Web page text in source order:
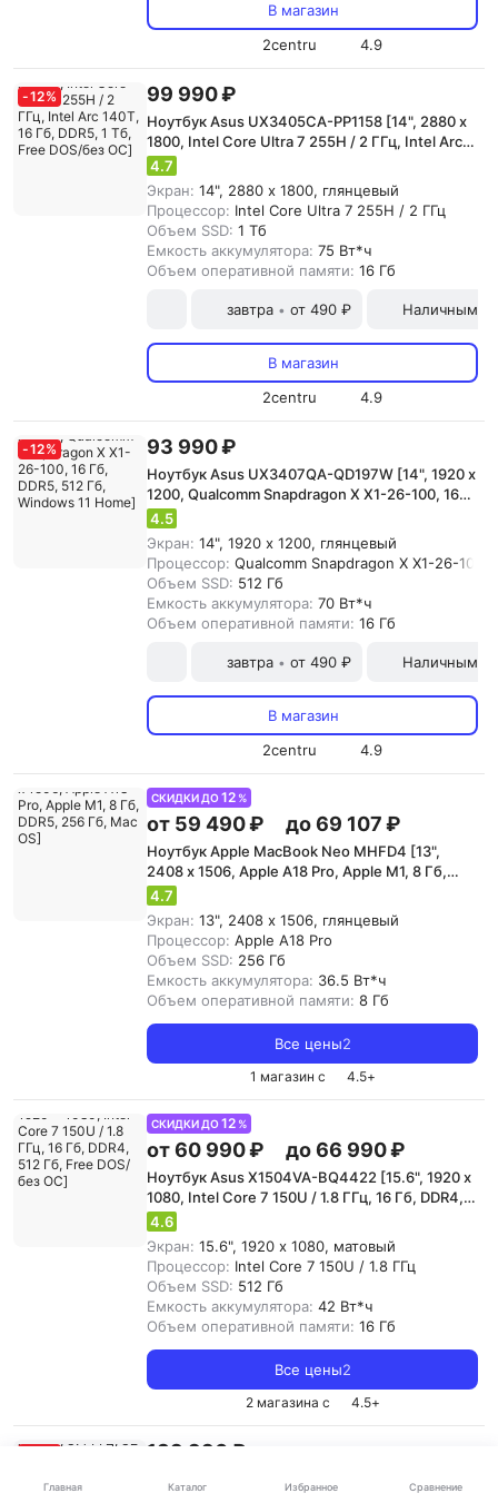
Главная Каталог Избранное Сравнение
В магазин
2centru
4.9
-12% 99 990 ₽
Ноутбук Asus UX3405CA-PP1158 [14", 2880 x
1800, Intel Core Ultra 7 255H / 2 ГГц, Intel Arc
140T, 16 Гб, DDR5, 1 Тб, Free DOS/без ОС]
4.7
Экран: 14", 2880 x 1800, глянцевый
Процессор: Intel Core Ultra 7 255H / 2 ГГц
Объем SSD: 1 Тб
Емкость аккумулятора: 75 Вт*ч
Объем оперативной памяти: 16 Гб
завтра • от 490 ₽ Наличными
В магазин
2centru
4.9
-12% 93 990 ₽
Ноутбук Asus UX3407QA-QD197W [14", 1920 x
1200, Qualcomm Snapdragon X X1-26-100, 16
Гб, DDR5, 512 Гб, Windows 11 Home]
4.5
Экран: 14", 1920 x 1200, глянцевый
Процессор: Qualcomm Snapdragon X X1-26-100
Объем SSD: 512 Гб
Емкость аккумулятора: 70 Вт*ч
Объем оперативной памяти: 16 Гб
завтра • от 490 ₽ Наличными
В магазин
2centru
4.9
СКИДКИ ДО12 %
от 59 490 ₽ до 69 107 ₽
Ноутбук Apple MacBook Neo MHFD4 [13",
2408 x 1506, Apple A18 Pro, Apple M1, 8 Гб,
DDR5, 256 Гб, Mac OS]
4.7
Экран: 13", 2408 x 1506, глянцевый
Процессор: Apple A18 Pro
Объем SSD: 256 Гб
Емкость аккумулятора: 36.5 Вт*ч
Объем оперативной памяти: 8 Гб
Все цены2
1 магазин с 4.5+
СКИДКИ ДО12 %
от 60 990 ₽ до 66 990 ₽
Ноутбук Asus X1504VA-BQ4422 [15.6", 1920 x
1080, Intel Core 7 150U / 1.8 ГГц, 16 Гб, DDR4,
512 Гб, Free DOS/без ОС]
4.6
Экран: 15.6", 1920 x 1080, матовый
Процессор: Intel Core 7 150U / 1.8 ГГц
Объем SSD: 512 Гб
Емкость аккумулятора: 42 Вт*ч
Объем оперативной памяти: 16 Гб
Все цены2
2 магазина с 4.5+
139 990 ₽
1200, 3.4 ГГц, 32 Гб, DDR5, 1 Тб, Windows 11